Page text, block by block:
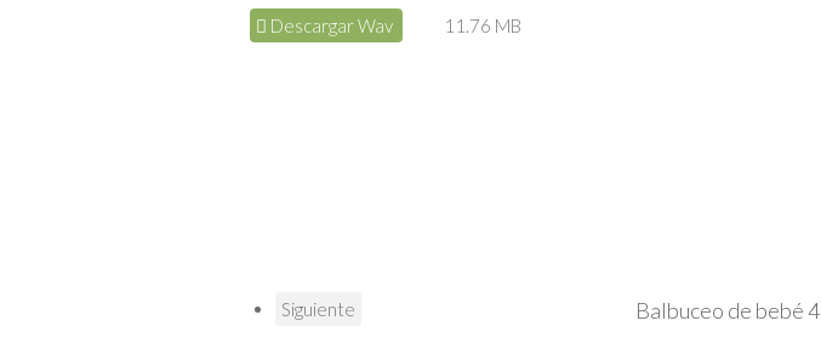
Descargar Wav 11.76 MB
Balbuceo de bebé 4
Siguiente